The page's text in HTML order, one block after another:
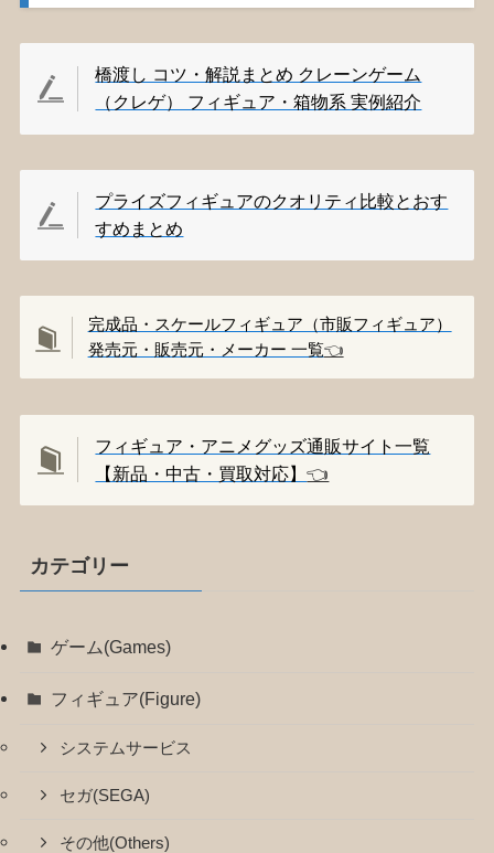
橋渡し コツ・解説まとめ クレーンゲーム
（クレゲ） フィギュア・箱物系 実例紹介
プライズフィギュアのクオリティ比較とおす
すめまとめ
完成品・スケールフィギュア（市販フィギュア）
発売元・販売元・メーカー 一覧👈️
フィギュア・アニメグッズ通販サイト一覧
【新品・中古・買取対応】👈️
カテゴリー
ゲーム(Games)
フィギュア(Figure)
システムサービス
セガ(SEGA)
その他(Others)